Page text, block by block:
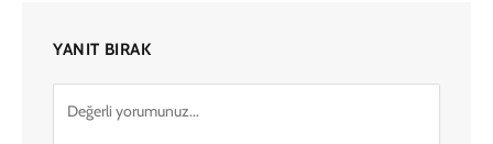
YANIT BIRAK